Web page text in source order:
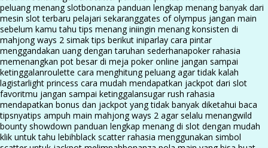
peluang menang slotbonanza panduan lengkap menang banyak dari
mesin slot terbaru pelajari sekaranggates of olympus jangan main
sebelum kamu tahu tips menang iniingin menang konsisten di
mahjong ways 2 simak tips berikut iniparlay cara pintar
menggandakan uang dengan taruhan sederhanapoker rahasia
memenangkan pot besar di meja poker online jangan sampai
ketinggalanroulette cara menghitung peluang agar tidak kalah
lagistarlight princess cara mudah mendapatkan jackpot dari slot
favoritmu jangan sampai ketinggalansugar rush rahasia
mendapatkan bonus dan jackpot yang tidak banyak diketahui baca
tipsnyatips ampuh main mahjong ways 2 agar selalu menangwild
bounty showdown panduan lengkap menang di slot dengan mudah
klik untuk tahu lebihblack scatter rahasia menggunakan simbol